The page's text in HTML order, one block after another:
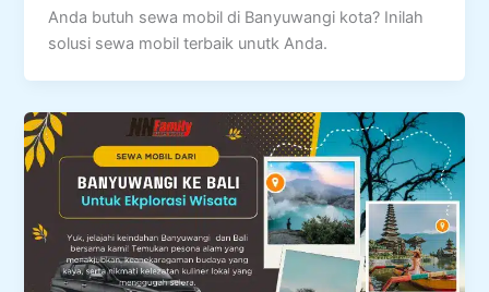
Anda butuh sewa mobil di Banyuwangi kota? Inilah
solusi sewa mobil terbaik unutk Anda.